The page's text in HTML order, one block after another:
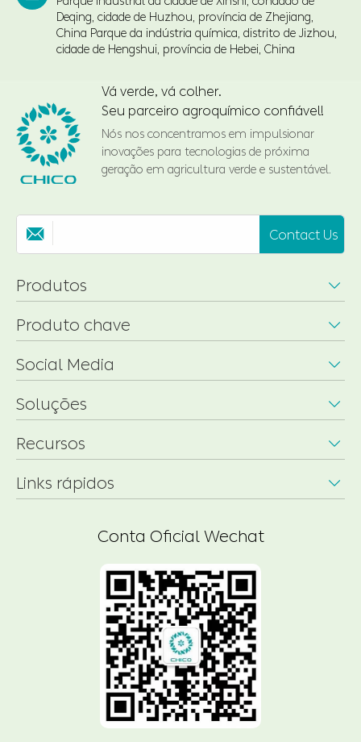
Deqing, cidade de Huzhou, província de Zhejiang,
China Parque da indústria química, distrito de Jizhou,
cidade de Hengshui, província de Hebei, China
Vá verde, vá colher.
Seu parceiro agroquímico confiável!
Nós nos concentramos em impulsionar
inovações para tecnologias de próxima
geração em agricultura verde e sustentável.
 Contact Us
Produtos 
Produto chave 
Social Media 
Soluções 
Recursos 
Links rápidos 
Conta Oficial Wechat